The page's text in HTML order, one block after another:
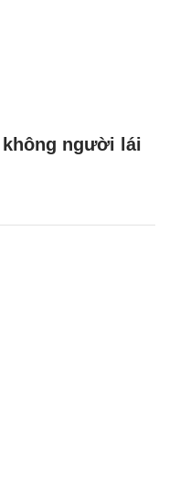
không người lái